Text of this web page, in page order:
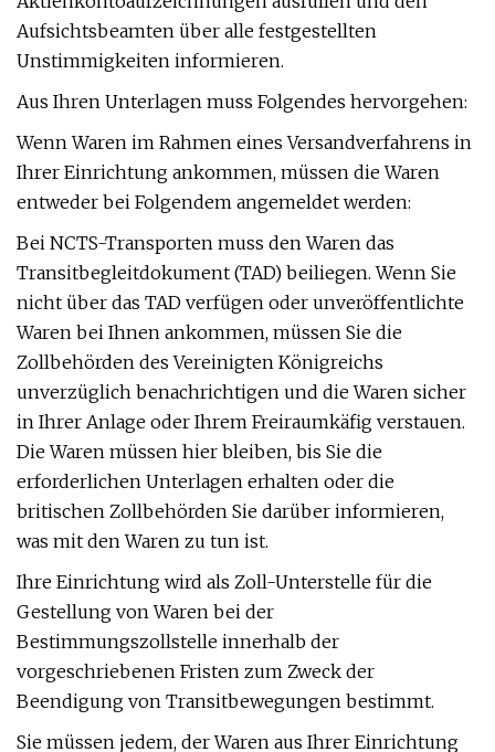
Aufsichtsbeamten über alle festgestellten
Unstimmigkeiten informieren.
Aus Ihren Unterlagen muss Folgendes hervorgehen:
Wenn Waren im Rahmen eines Versandverfahrens in
Ihrer Einrichtung ankommen, müssen die Waren
entweder bei Folgendem angemeldet werden:
Bei NCTS-Transporten muss den Waren das
Transitbegleitdokument (TAD) beiliegen. Wenn Sie
nicht über das TAD verfügen oder unveröffentlichte
Waren bei Ihnen ankommen, müssen Sie die
Zollbehörden des Vereinigten Königreichs
unverzüglich benachrichtigen und die Waren sicher
in Ihrer Anlage oder Ihrem Freiraumkäfig verstauen.
Die Waren müssen hier bleiben, bis Sie die
erforderlichen Unterlagen erhalten oder die
britischen Zollbehörden Sie darüber informieren,
was mit den Waren zu tun ist.
Ihre Einrichtung wird als Zoll-Unterstelle für die
Gestellung von Waren bei der
Bestimmungszollstelle innerhalb der
vorgeschriebenen Fristen zum Zweck der
Beendigung von Transitbewegungen bestimmt.
Sie müssen jedem, der Waren aus Ihrer Einrichtung